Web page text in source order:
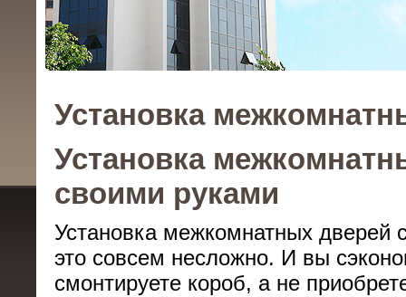
Установка
Установка
своими руками
Установка межкомнатных дверей
это совсем несложно. И вы
смонтируете короб, а не